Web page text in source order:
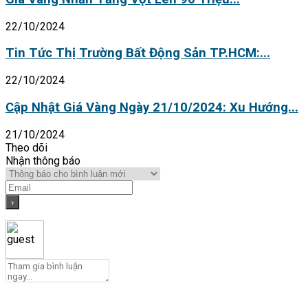
22/10/2024
Tin Tức Thị Trường Bất Động Sản TP.HCM:...
22/10/2024
Cập Nhật Giá Vàng Ngày 21/10/2024: Xu Hướng...
21/10/2024
Theo dõi
Nhận thông báo